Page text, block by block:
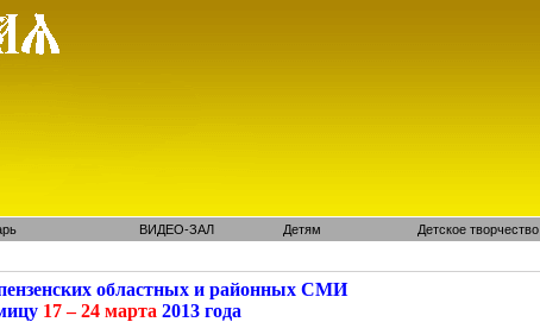
ВИДЕО-ЗАЛ Детям Детское творчество
областных и районных СМИ
17 – 24 марта 2013 года